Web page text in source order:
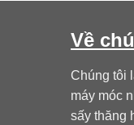
Về
Chúng tôi
máy móc
sấy thăng